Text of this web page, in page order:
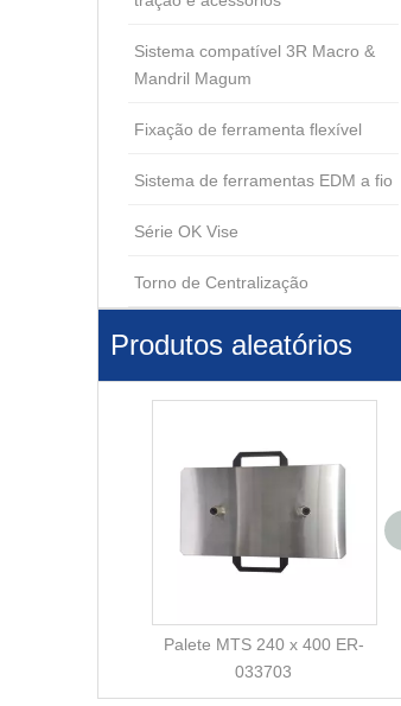
Sistema compatível 3R Macro &
Mandril Magum
Fixação de ferramenta flexível
Sistema de ferramentas EDM a fio
Série OK Vise
Torno de Centralização
Produtos aleatórios
Palete MTS 240 x 400 ER-
033703